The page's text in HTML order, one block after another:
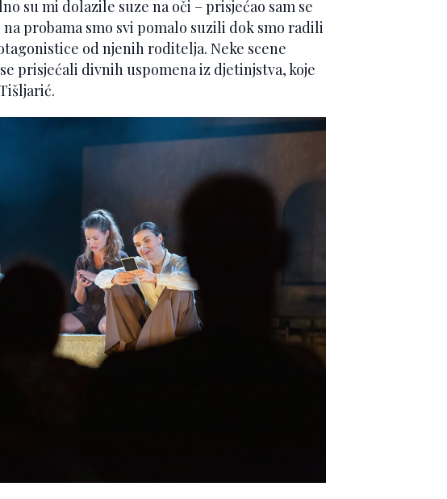
su mi dolazile suze na oči – prisjećao sam se
probama smo svi pomalo suzili dok smo radili
od njenih roditelja. Neke scene
prisjećali divnih uspomena iz djetinjstva, koje